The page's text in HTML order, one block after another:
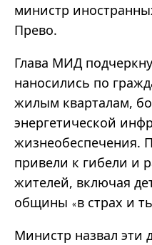
министр
Прево.
Глава МИД
наносились по
жилым кварталам,
энергетической
жизнеобеспечения.
привели к гибели и
жителей, включая
общины «в страх и
Министр назвал эти